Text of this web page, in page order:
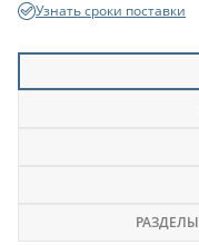
Узнать сроки поставки
РАЗДЕЛЫ